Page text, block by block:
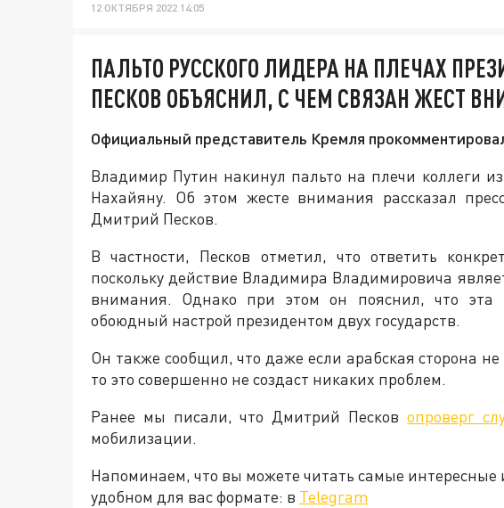
12 ОКТЯБРЯ 2022 14:05
ПАЛЬТО РУССКОГО ЛИДЕРА НА ПЛЕЧАХ
ПЕСКОВ ОБЪЯСНИЛ, С ЧЕМ СВЯЗАН ЖЕСТ
Официальный представитель Кремля
Владимир Путин накинул пальто на плечи коллеги
Нахайяну. Об этом жесте внимания рассказал
Дмитрий Песков.
В частности, Песков отметил, что ответить
поскольку действие Владимира Владимировича
внимания. Однако при этом он пояснил, что эта
обоюдный настрой президентом двух государств.
Он также сообщил, что даже если арабская сторона не
то это совершенно не создаст никаких проблем.
Ранее мы писали, что Дмитрий Песков опроверг
мобилизации.
Напоминаем, что вы можете читать самые
удобном для вас формате: в Telegram